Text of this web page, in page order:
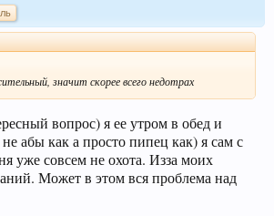
значит скорее всего недотрах
вопрос) я ее утром в обед и
абы как а просто пипец как) я сам с
уже совсем не охота. Изза моих
Может в этом вся проблема над